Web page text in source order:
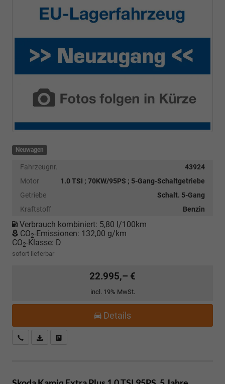
Neuwagen
Fahrzeugnr.
43924
Motor
1.0 TSI ; 70KW/95PS ; 5-Gang-Schaltgetriebe
Getriebe
Schalt. 5-Gang
Kraftstoff
Benzin
Verbrauch kombiniert: 5,80 l/100km
CO2-Emissionen: 132,00 g/km
CO2-Klasse: D
sofort lieferbar
22.995,– €
incl. 19% MwSt.
Details
Kostenloser Rückruf-Service
PDF-Datei, Fahrzeugexposé drucken